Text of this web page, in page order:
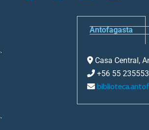
Antofagasta
Casa Central,
+56 55